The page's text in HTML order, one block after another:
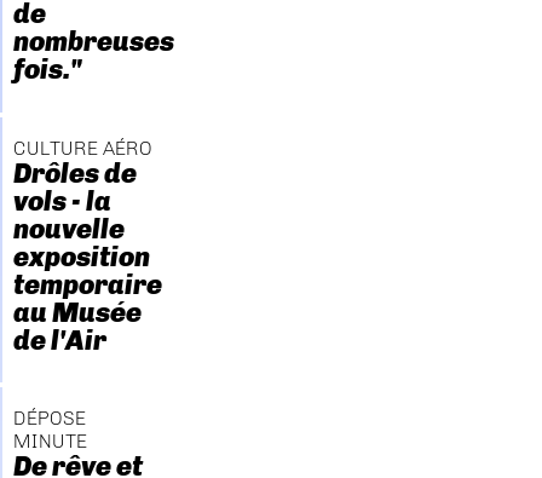
de
nombreuses
fois."
CULTURE AÉRO
Drôles de
vols - la
nouvelle
exposition
temporaire
au Musée
de l'Air
DÉPOSE
MINUTE
De rêve et